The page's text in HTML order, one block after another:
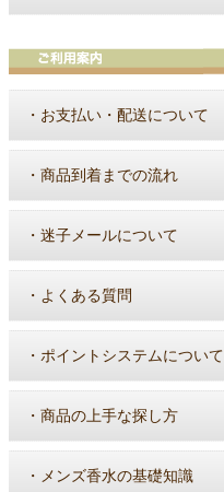
・ お支払い・配送について
・ 商品到着までの流れ
・ 迷子メールについて
・ よくある質問
・ ポイントシステムについて
・ 商品の上手な探し方
・ メンズ香水の基礎知識